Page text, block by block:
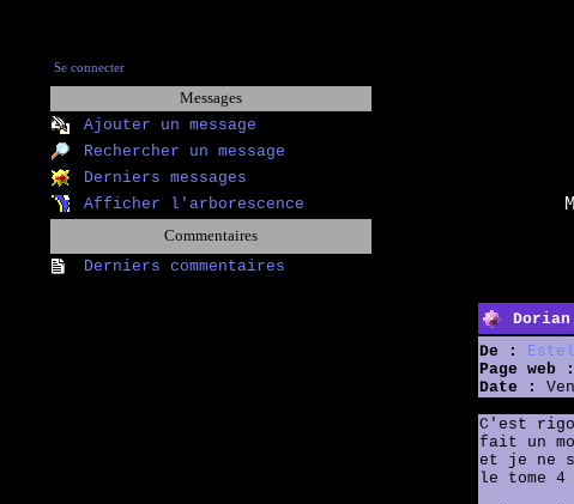
Se connecter
Messages
Ajouter un message
Rechercher un message
Derniers messages
Afficher l'arborescence
Commentaires
Derniers commentaires
Dorian
De :
Page web :
Date :
C'est
fait un
et je ne
le tome 4